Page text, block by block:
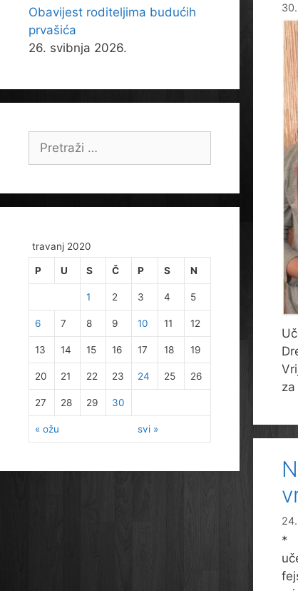
*
Obavijest roditeljima budućih
prvašića
26. svibnja 2026.
travanj 2020
P U S Č P S N
« ožu svi »
1 2 3 4 5
6 7 8 9 10 11 12
13 14 15 16 17 18 19
20 21 22 23 24 25 26
27 28 29 30